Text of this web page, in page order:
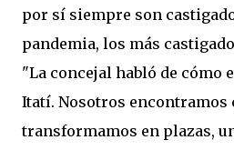
por sí siempre son
pandemia, los más
"La concejal habló de cómo
Itatí. Nosotros encontramos
transformamos en plazas,